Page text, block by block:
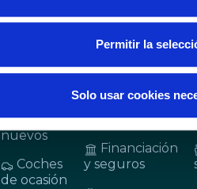
Permitir la
Solo usar cookies
Coches
nuevos
Coches
de ocasión
Cita taller
Financiación
y seguros